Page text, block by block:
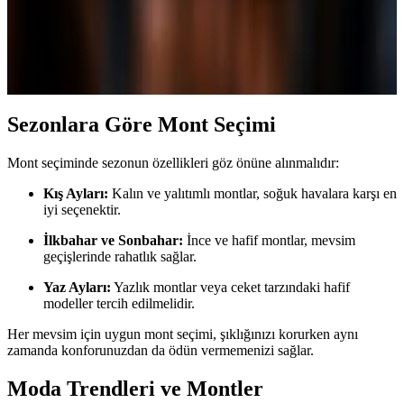
Sezonlara Göre Mont Seçimi
Mont seçiminde sezonun özellikleri göz önüne alınmalıdır:
Kış Ayları: Kalın ve yalıtımlı montlar, soğuk havalara karşı en
iyi seçenektir.
İlkbahar ve Sonbahar: İnce ve hafif montlar, mevsim
geçişlerinde rahatlık sağlar.
Yaz Ayları: Yazlık montlar veya ceket tarzındaki hafif
modeller tercih edilmelidir.
Her mevsim için uygun mont seçimi, şıklığınızı korurken aynı
zamanda konforunuzdan da ödün vermemenizi sağlar.
Moda Trendleri ve Montler